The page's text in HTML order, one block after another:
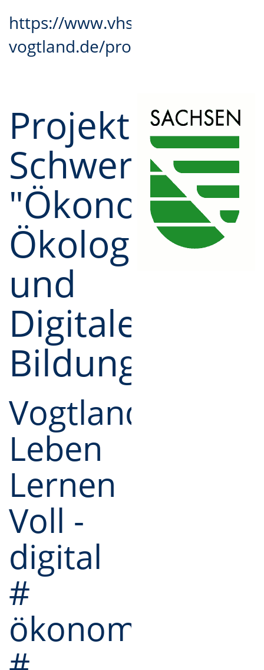
https://www.vhs-
vogtland.de/programm/
Projekt
Ökologische
und
Digitale
Bildung"
Vogtland
Leben
Lernen
Voll -
digital
#
ökonomisch